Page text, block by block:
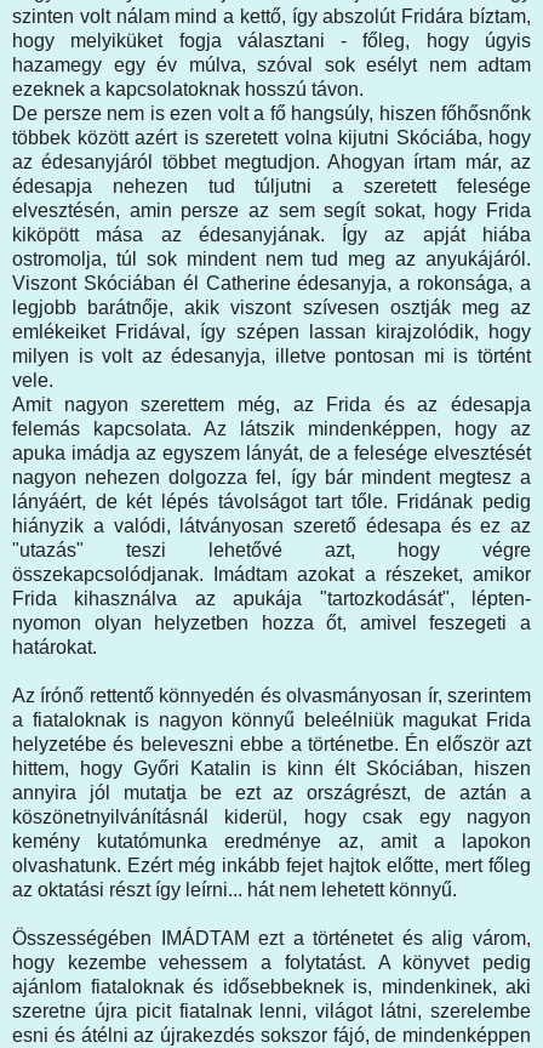
szinten volt nálam mind a kettő, így abszolút Fridára bíztam,
hogy melyiküket fogja választani - főleg, hogy úgyis
hazamegy egy év múlva, szóval sok esélyt nem adtam
ezeknek a kapcsolatoknak hosszú távon.
De persze nem is ezen volt a fő hangsúly, hiszen főhősnőnk
többek között azért is szeretett volna kijutni Skóciába, hogy
az édesanyjáról többet megtudjon. Ahogyan írtam már, az
édesapja nehezen tud túljutni a szeretett felesége
elvesztésén, amin persze az sem segít sokat, hogy Frida
kiköpött mása az édesanyjának. Így az apját hiába
ostromolja, túl sok mindent nem tud meg az anyukájáról.
Viszont Skóciában él Catherine édesanyja, a rokonsága, a
legjobb barátnője, akik viszont szívesen osztják meg az
emlékeiket Fridával, így szépen lassan kirajzolódik, hogy
milyen is volt az édesanyja, illetve pontosan mi is történt
vele.
Amit nagyon szerettem még, az Frida és az édesapja
felemás kapcsolata. Az látszik mindenképpen, hogy az
apuka imádja az egyszem lányát, de a felesége elvesztését
nagyon nehezen dolgozza fel, így bár mindent megtesz a
lányáért, de két lépés távolságot tart tőle. Fridának pedig
hiányzik a valódi, látványosan szerető édesapa és ez az
"utazás" teszi lehetővé azt, hogy végre
összekapcsolódjanak. Imádtam azokat a részeket, amikor
Frida kihasználva az apukája "tartozkodását", lépten-
nyomon olyan helyzetben hozza őt, amivel feszegeti a
határokat.
Az írónő rettentő könnyedén és olvasmányosan ír, szerintem
a fiataloknak is nagyon könnyű beleélniük magukat Frida
helyzetébe és beleveszni ebbe a történetbe. Én először azt
hittem, hogy Győri Katalin is kinn élt Skóciában, hiszen
annyira jól mutatja be ezt az országrészt, de aztán a
köszönetnyilvánításnál kiderül, hogy csak egy nagyon
kemény kutatómunka eredménye az, amit a lapokon
olvashatunk. Ezért még inkább fejet hajtok előtte, mert főleg
az oktatási részt így leírni... hát nem lehetett könnyű.
Összességében IMÁDTAM ezt a történetet és alig várom,
hogy kezembe vehessem a folytatást. A könyvet pedig
ajánlom fiataloknak és idősebbeknek is, mindenkinek, aki
szeretne újra picit fiatalnak lenni, világot látni, szerelembe
esni és átélni az újrakezdés sokszor fájó, de mindenképpen